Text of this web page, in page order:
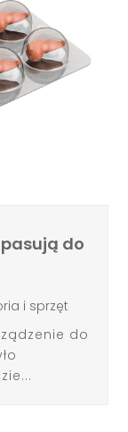
do
i sprzęt
do